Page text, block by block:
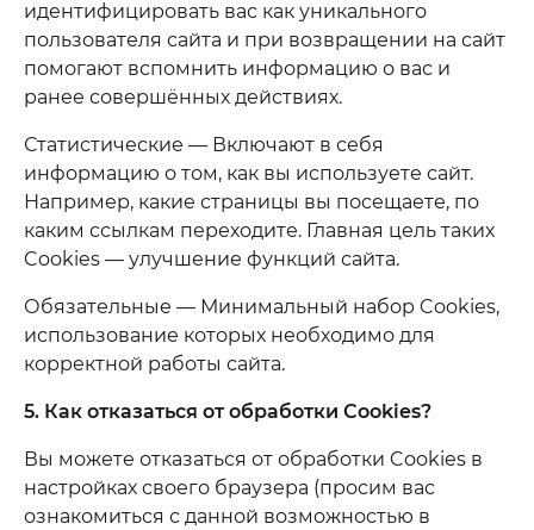
идентифицировать вас как уникального
пользователя сайта и при возвращении на сайт
помогают вспомнить информацию о вас и
ранее совершённых действиях.
Статистические — Включают в себя
информацию о том, как вы используете сайт.
Например, какие страницы вы посещаете, по
каким ссылкам переходите. Главная цель таких
Cookies — улучшение функций сайта.
Обязательные — Минимальный набор Cookies,
использование которых необходимо для
корректной работы сайта.
5. Как отказаться от обработки Сookies?
Вы можете отказаться от обработки Cookies в
настройках своего браузера (просим вас
ознакомиться с данной возможностью в